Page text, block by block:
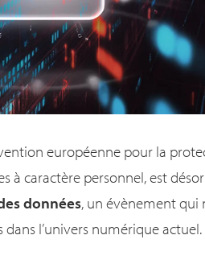
européenne pour la
caractère personnel, est
données, un évènement qui
l’univers numérique actuel.